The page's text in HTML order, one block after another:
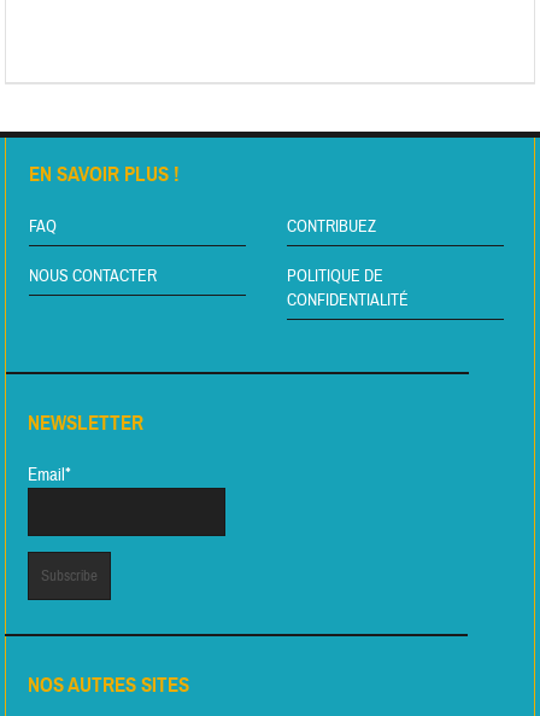
EN SAVOIR PLUS !
FAQ CONTRIBUEZ
NOUS CONTACTER
POLITIQUE DE
CONFIDENTIALITÉ
NEWSLETTER
Email*
NOS AUTRES SITES